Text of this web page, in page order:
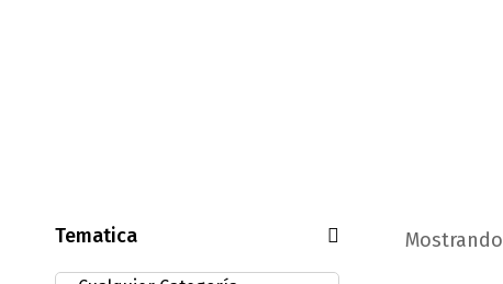
Tematica